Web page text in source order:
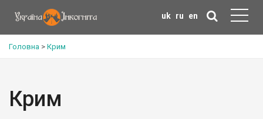
uk ru en
Головна > Крим
Крим